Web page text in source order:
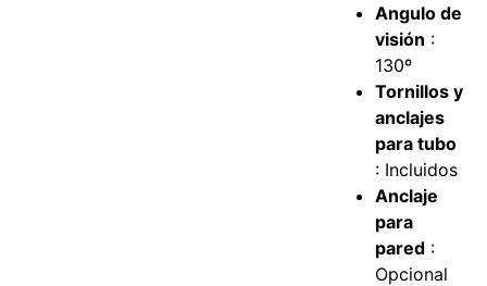
Angulo de
visión :
130º
Tornillos y
anclajes
para tubo
: Incluidos
Anclaje
para
pared :
Opcional